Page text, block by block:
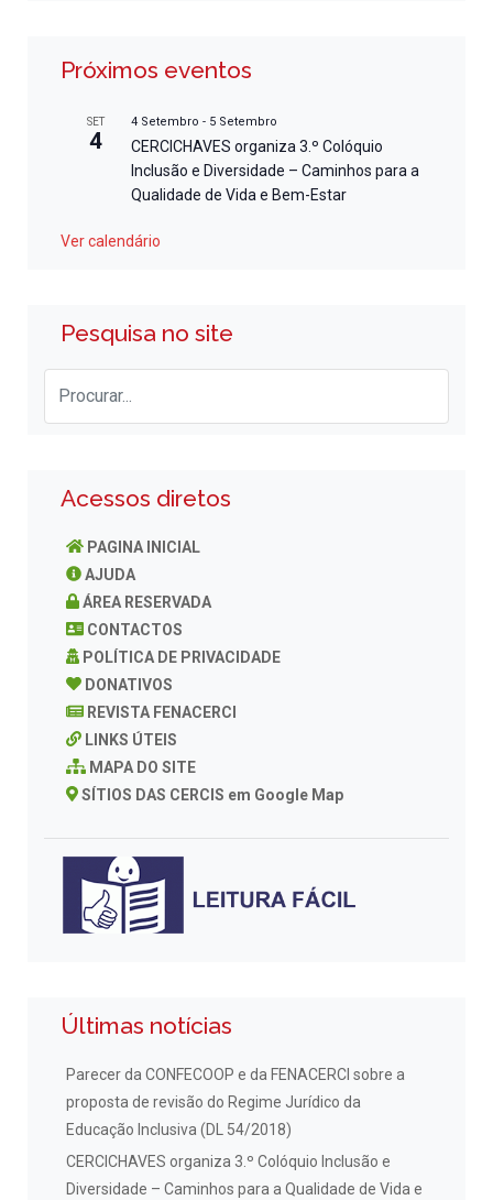
Próximos eventos
SET
4
4 Setembro - 5 Setembro
CERCICHAVES organiza 3.º Colóquio
Inclusão e Diversidade – Caminhos para a
Qualidade de Vida e Bem-Estar
Ver calendário
Pesquisa no site
Acessos diretos
PAGINA INICIAL
AJUDA
ÁREA RESERVADA
CONTACTOS
POLÍTICA DE PRIVACIDADE
DONATIVOS
REVISTA FENACERCI
LINKS ÚTEIS
MAPA DO SITE
SÍTIOS DAS CERCIS em Google Map
Últimas notícias
Parecer da CONFECOOP e da FENACERCI sobre a
proposta de revisão do Regime Jurídico da
Educação Inclusiva (DL 54/2018)
CERCICHAVES organiza 3.º Colóquio Inclusão e
Diversidade – Caminhos para a Qualidade de Vida e